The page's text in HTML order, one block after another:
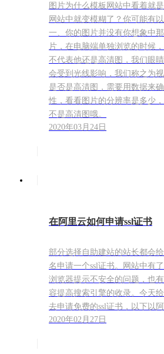
图片为什么模板网站中看着就
网站中就变模糊了？你可能有
一、你的图片并没有你想象中
片，在电脑端单独浏览的时候
不代表他还是高清图，我们眼
会受到光线影响，我们称之为
是否是高清图，需要用数据来
性，看看图片的分辨率是多少
不是高清图哦。
2020年03月24日
在阿里云如何申请ssl证书
部分选择自助建站的站长都会
名申请一个ssl证书。网站中有
浏览器提示不安全的问题，也
容提高搜索引擎的收录。今天
去申请免费的ssl证书，以下以
2020年02月27日